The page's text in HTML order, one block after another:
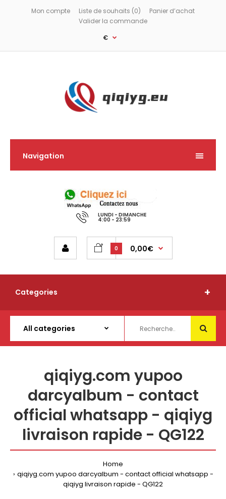
Mon compte Liste de souhaits (0)
Panier d’achat
Valider la commande
€
Navigation
LUNDI - DIMANCHE
4:00 - 23:59
0 0,00€
Categories
qiqiyg.com yupoo
darcyalbum - contact
official whatsapp - qiqiyg
livraison rapide - QG122
Home
qiqiyg.com yupoo darcyalbum - contact official whatsapp -
qiqiyg livraison rapide - QG122